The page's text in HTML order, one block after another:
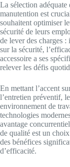
La sélection adéquate
manutention est
souhaitent optimiser
sécurité de leurs
de lever des charges :
sur la sécurité,
accessoire a ses
relever les défis
En mettant l’accent
l’entretien préventif,
environnement de
technologies
avantage
de qualité est un
des bénéfices
d’efficacité.